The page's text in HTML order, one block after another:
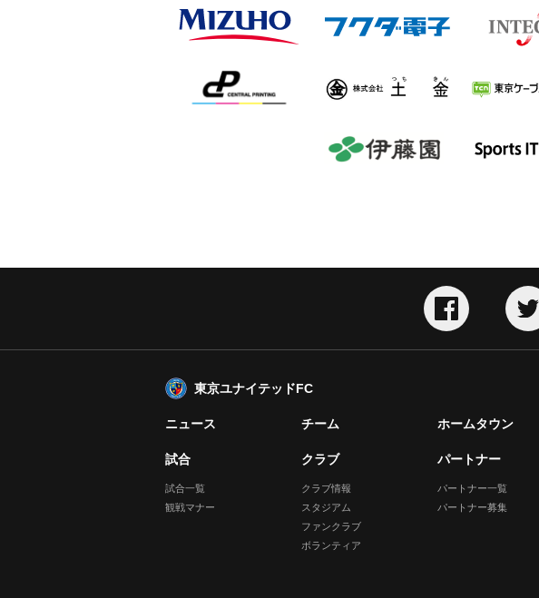
東京ユナイテッドFC
ニュース
試合
試合一覧
観戦マナー
チーム
クラブ
クラブ情報
スタジアム
ファンクラブ
ボランティア
ホームタウン
パートナー
パートナー一覧
パートナー募集